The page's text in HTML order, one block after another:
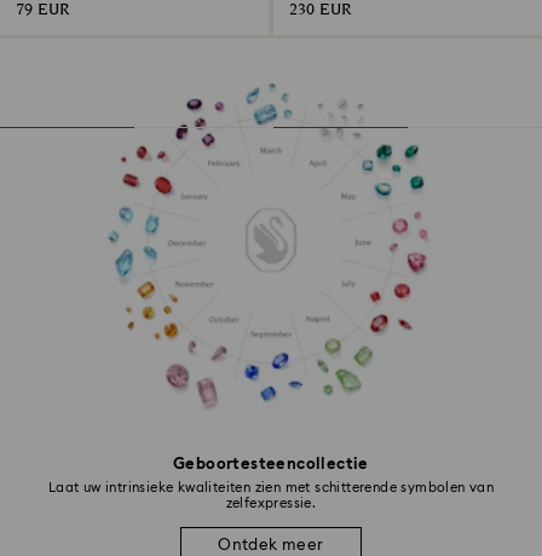
Geboortesteencollectie
Laat uw intrinsieke kwaliteiten zien met schitterende symbolen van
zelfexpressie.
Ontdek meer
79 EUR 230 EUR